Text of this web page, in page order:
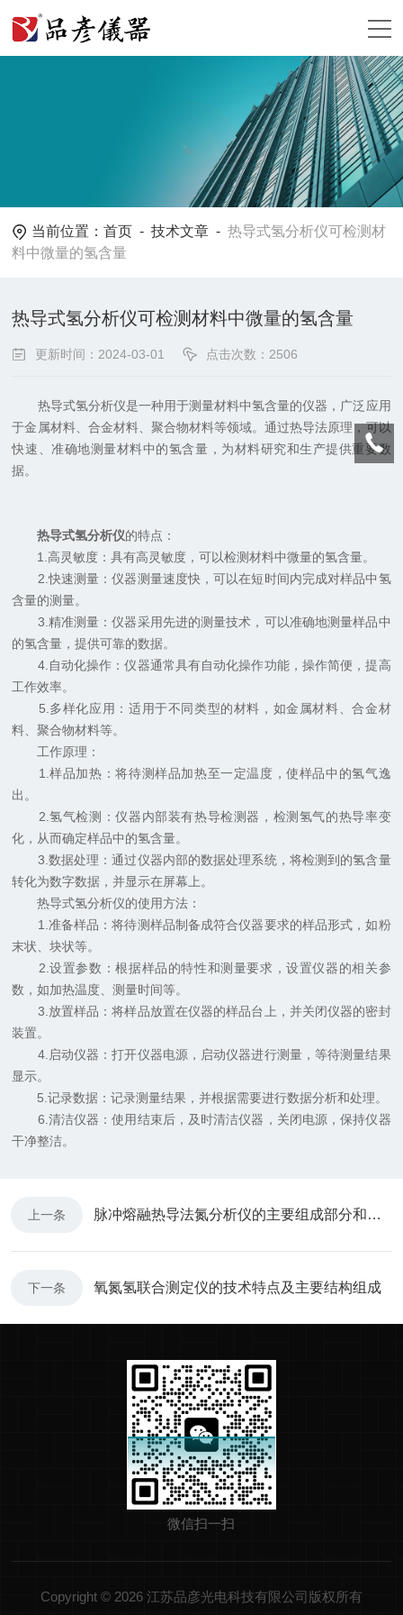
当前位置：首页 -技术文章 -热导式氢分析仪可检测材
料中微量的氢含量
热导式氢分析仪可检测材料中微量的氢含量
更新时间：2024-03-01 点击次数：2506
热导式氢分析仪是一种用于测量材料中氢含量的仪器，广泛应用
于金属材料、合金材料、聚合物材料等领域。通过热导法原理，可以
快速、准确地测量材料中的氢含量，为材料研究和生产提供重要数
据。
热导式氢分析仪的特点：
1.高灵敏度：具有高灵敏度，可以检测材料中微量的氢含量。
2.快速测量：仪器测量速度快，可以在短时间内完成对样品中氢
含量的测量。
3.精准测量：仪器采用先进的测量技术，可以准确地测量样品中
的氢含量，提供可靠的数据。
4.自动化操作：仪器通常具有自动化操作功能，操作简便，提高
工作效率。
5.多样化应用：适用于不同类型的材料，如金属材料、合金材
料、聚合物材料等。
工作原理：
1.样品加热：将待测样品加热至一定温度，使样品中的氢气逸
出。
2.氢气检测：仪器内部装有热导检测器，检测氢气的热导率变
化，从而确定样品中的氢含量。
3.数据处理：通过仪器内部的数据处理系统，将检测到的氢含量
转化为数字数据，并显示在屏幕上。
热导式氢分析仪的使用方法：
1.准备样品：将待测样品制备成符合仪器要求的样品形式，如粉
末状、块状等。
2.设置参数：根据样品的特性和测量要求，设置仪器的相关参
数，如加热温度、测量时间等。
3.放置样品：将样品放置在仪器的样品台上，并关闭仪器的密封
装置。
4.启动仪器：打开仪器电源，启动仪器进行测量，等待测量结果
显示。
5.记录数据：记录测量结果，并根据需要进行数据分析和处理。
6.清洁仪器：使用结束后，及时清洁仪器，关闭电源，保持仪器
干净整洁。
上一条 脉冲熔融热导法氮分析仪的主要组成部分和操作流程
下一条 氧氮氢联合测定仪的技术特点及主要结构组成
微信扫一扫
Copyright © 2026 江苏品彦光电科技有限公司版权所有